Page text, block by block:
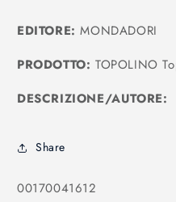
EDITORE: MONDADORI
PRODOTTO: TOPOLINO
DESCRIZIONE/AUTORE:
Share
SKU:
00170041612